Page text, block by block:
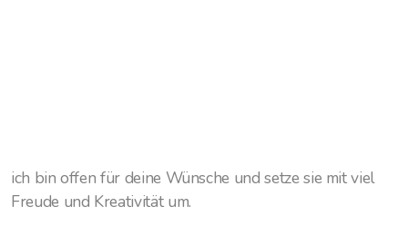
ich bin offen für deine Wünsche und setze sie mit viel
Freude und Kreativität um.